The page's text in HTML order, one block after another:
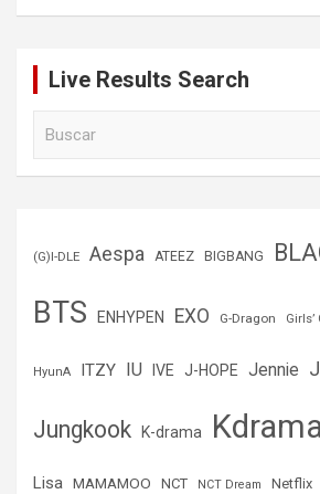
Live Results Search
(G)I-DLE Aespa ATEEZ BIGBANG
BTS ENHYPEN EXO G-Dragon Girls’
HyunA ITZY IU IVE J-HOPE Jennie
Jungkook K-drama
Lisa MAMAMOO NCT NCT Dream Netflix